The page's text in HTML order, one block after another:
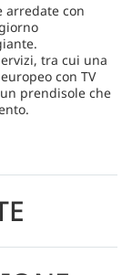
arredate con
tra cui una
con TV
prendisole che
Salon,
arricchiscono